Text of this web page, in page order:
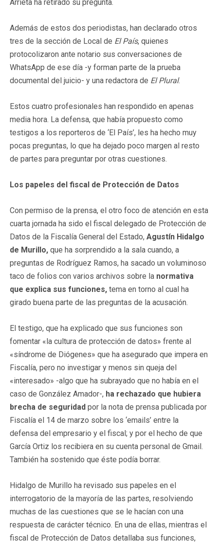
Arrieta ha retirado su pregunta.
Además de estos dos periodistas, han declarado otros
tres de la sección de Local de El País, quienes
protocolizaron ante notario sus conversaciones de
WhatsApp de ese día -y forman parte de la prueba
documental del juicio- y una redactora de El Plural.
Estos cuatro profesionales han respondido en apenas
media hora. La defensa, que había propuesto como
testigos a los reporteros de ‘El País’, les ha hecho muy
pocas preguntas, lo que ha dejado poco margen al resto
de partes para preguntar por otras cuestiones.
Los papeles del fiscal de Protección de Datos
Con permiso de la prensa, el otro foco de atención en esta
cuarta jornada ha sido el fiscal delegado de Protección de
Datos de la Fiscalía General del Estado, Agustín Hidalgo
de Murillo, que ha sorprendido a la sala cuando, a
preguntas de Rodríguez Ramos, ha sacado un voluminoso
taco de folios con varios archivos sobre la normativa
que explica sus funciones, tema en torno al cual ha
girado buena parte de las preguntas de la acusación.
El testigo, que ha explicado que sus funciones son
fomentar «la cultura de protección de datos» frente al
«síndrome de Diógenes» que ha asegurado que impera en
Fiscalía, pero no investigar y menos sin queja del
«interesado» -algo que ha subrayado que no había en el
caso de González Amador-, ha rechazado que hubiera
brecha de seguridad por la nota de prensa publicada por
Fiscalía el 14 de marzo sobre los ‘emails’ entre la
defensa del empresario y el fiscal; y por el hecho de que
García Ortiz los recibiera en su cuenta personal de Gmail.
También ha sostenido que éste podía borrar.
Hidalgo de Murillo ha revisado sus papeles en el
interrogatorio de la mayoría de las partes, resolviendo
muchas de las cuestiones que se le hacían con una
respuesta de carácter técnico. En una de ellas, mientras el
fiscal de Protección de Datos detallaba sus funciones,